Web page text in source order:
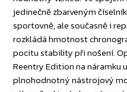
jedinečně zbarveným
sportovně, ale současně i
rozkládá hmotnost
pocitu stability při nošení.
Reentry Edition na náramku
plnohodnotný nástrojový